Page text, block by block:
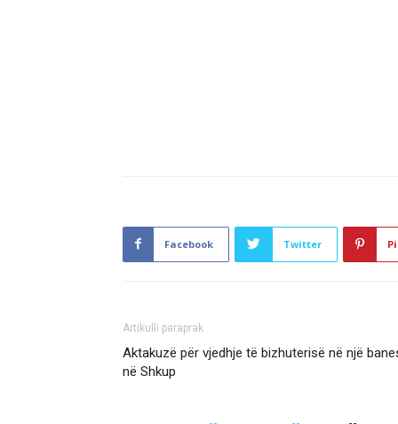
Facebook Twitter
Artikulli paraprak
Aktakuzë për vjedhje të bizhuterisë në një
në Shkup